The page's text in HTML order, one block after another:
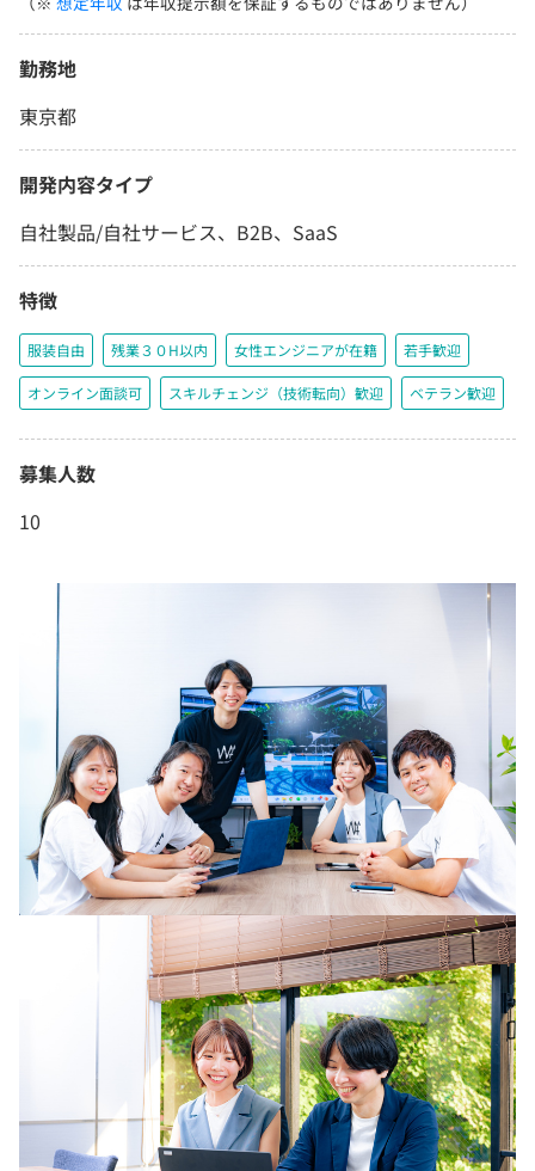
勤務地
東京都
開発内容タイプ
自社製品/自社サービス、B2B、SaaS
特徴
服装自由 残業３０H以内 女性エンジニアが在籍 若手歓迎
オンライン面談可 スキルチェンジ（技術転向）歓迎 ベテラン歓迎
募集人数
10